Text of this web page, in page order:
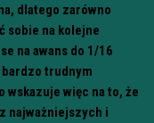
dlatego zarówno
sobie na kolejne
na awans do 1/16
trudnym
wskazuje więc na to, że
najważniejszych i